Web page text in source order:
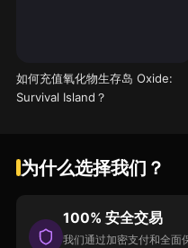
如何充值氧化物生存岛 Oxide:
Survival Island？
为什么选择我们？
100% 安全交易
我们通过加密支付和全面